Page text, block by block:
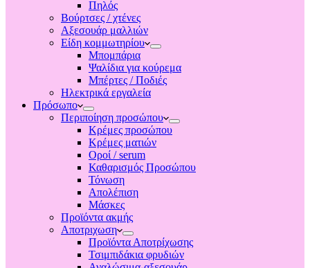
Πηλός
Βούρτσες / χτένες
Αξεσουάρ μαλλιών
Είδη κομμωτηρίου
Μπομπάρια
Ψαλίδια για κούρεμα
Μπέρτες / Ποδιές
Ηλεκτρικά εργαλεία
Πρόσωπο
Περιποίηση προσώπου
Κρέμες προσώπου
Κρέμες ματιών
Οροί / serum
Καθαρισμός Προσώπου
Τόνωση
Απολέπιση
Μάσκες
Προϊόντα ακμής
Αποτριχωση
Προϊόντα Αποτρίχωσης
Τσιμπιδάκια φρυδιών